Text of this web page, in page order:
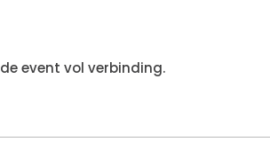
event vol verbinding.